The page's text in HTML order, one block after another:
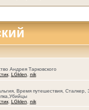
Андрея Тарковского
, LGklen nik
Время путешествия, Сталкер,
, LGklen nik